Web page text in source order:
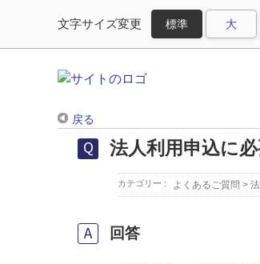
文字サイズ変更
戻る
法人利用申込に
カテゴリー : よくあるご質問 >
回答